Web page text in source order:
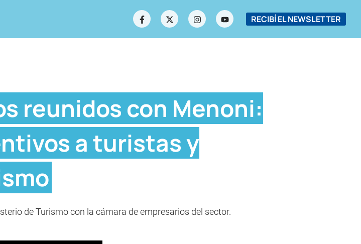
RECIBÍ EL NEWSLETTER
reunidos con Menoni:
a turistas y
de Turismo con la cámara de empresarios del sector.